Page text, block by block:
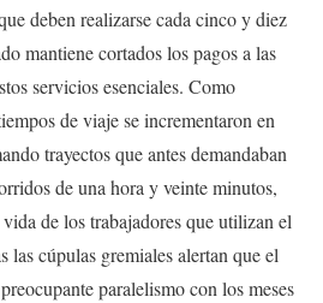
deben realizarse cada cinco y diez
mantiene cortados los pagos a las
servicios esenciales. Como
de viaje se incrementaron en
trayectos que antes demandaban
de una hora y veinte minutos,
de los trabajadores que utilizan el
las cúpulas gremiales alertan que el
paralelismo con los meses